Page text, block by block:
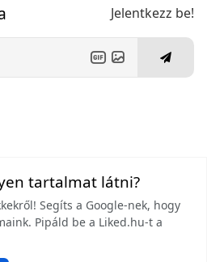
Jelentkezz be!
tartalmat látni?
Segíts a Google-nek, hogy
Pipáld be a Liked.hu-t a